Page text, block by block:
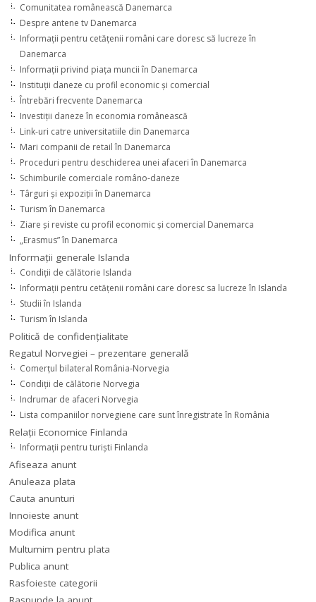
Comunitatea românească Danemarca
Despre antene tv Danemarca
Informaţii pentru cetăţenii români care doresc să lucreze în
Danemarca
Informaţii privind piaţa muncii în Danemarca
Instituţii daneze cu profil economic şi comercial
Întrebări frecvente Danemarca
Investiţii daneze în economia românească
Link-uri catre universitatiile din Danemarca
Mari companii de retail în Danemarca
Proceduri pentru deschiderea unei afaceri în Danemarca
Schimburile comerciale româno-daneze
Târguri şi expoziţii în Danemarca
Turism în Danemarca
Ziare şi reviste cu profil economic şi comercial Danemarca
„Erasmus” în Danemarca
Informaţii generale Islanda
Condiţii de călătorie Islanda
Informaţii pentru cetăţenii români care doresc sa lucreze în Islanda
Studii în Islanda
Turism în Islanda
Politică de confidențialitate
Regatul Norvegiei – prezentare generală
Comerţul bilateral România-Norvegia
Condiții de călătorie Norvegia
Indrumar de afaceri Norvegia
Lista companiilor norvegiene care sunt înregistrate în România
Relaţii Economice Finlanda
Informaţii pentru turişti Finlanda
Afiseaza anunt
Anuleaza plata
Cauta anunturi
Innoieste anunt
Modifica anunt
Multumim pentru plata
Publica anunt
Rasfoieste categorii